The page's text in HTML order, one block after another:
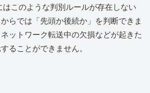
はこのような判別ルールが存在しない
らでは「先頭か後続か」を判断できま
ットワーク転送中の欠損などが起きた
ることができません。